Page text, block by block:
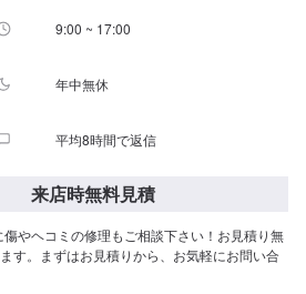
9:00 ~ 17:00
年中無休
平均8時間で返信
来店時無料見積
やヘコミの修理もご相談下さい！お見積り無
す。まずはお見積りから、お気軽にお問い合